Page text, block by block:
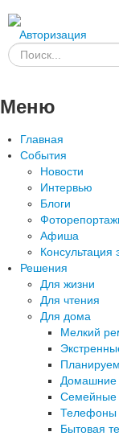
Авторизация
Меню
Главная
События
Новости
Интервью
Блоги
Афиша
Консультация
Решения
Для жизни
Для чтения
Для дома
Мелкий
Домашние
Семейные
Телефоны
Бытовая